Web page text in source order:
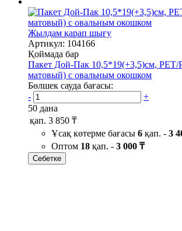
Жылдам қарап шығу
Артикул: 104166
Қоймада бар
Пакет Дой-Пак 10,5*19(+3,5)см, PET/
матовый) с овальным окошком
Бөлшек сауда бағасы:
-
+
50 дана
қап. 3 850 ₸
Ұсақ көтерме бағасы 6 қап. - 3
Оптом 18 қап. - 3 000 ₸
Себетке